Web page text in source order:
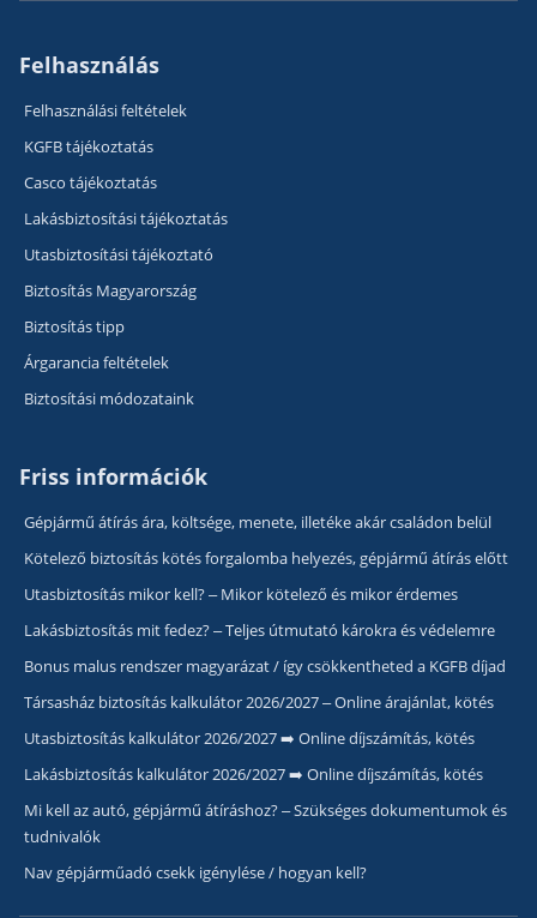
Felhasználás
Felhasználási feltételek
KGFB tájékoztatás
Casco tájékoztatás
Lakásbiztosítási tájékoztatás
Utasbiztosítási tájékoztató
Biztosítás Magyarország
Biztosítás tipp
Árgarancia feltételek
Biztosítási módozataink
Friss információk
Gépjármű átírás ára, költsége, menete, illetéke akár családon belül
Kötelező biztosítás kötés forgalomba helyezés, gépjármű átírás előtt
Utasbiztosítás mikor kell? – Mikor kötelező és mikor érdemes
Lakásbiztosítás mit fedez? – Teljes útmutató károkra és védelemre
Bonus malus rendszer magyarázat / így csökkentheted a KGFB díjad
Társasház biztosítás kalkulátor 2026/2027 – Online árajánlat, kötés
Utasbiztosítás kalkulátor 2026/2027 ➡️ Online díjszámítás, kötés
Lakásbiztosítás kalkulátor 2026/2027 ➡️ Online díjszámítás, kötés
Mi kell az autó, gépjármű átíráshoz? – Szükséges dokumentumok és
tudnivalók
Nav gépjárműadó csekk igénylése / hogyan kell?